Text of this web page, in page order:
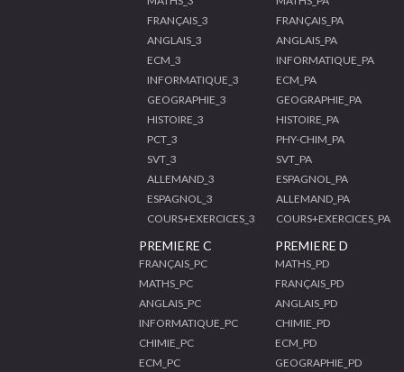
FRANÇAIS_3
ANGLAIS_3
ECM_3
INFORMATIQUE_3
GEOGRAPHIE_3
HISTOIRE_3
PCT_3
SVT_3
ALLEMAND_3
ESPAGNOL_3
COURS+EXERCICES_3
FRANÇAIS_PA
ANGLAIS_PA
INFORMATIQUE_PA
ECM_PA
GEOGRAPHIE_PA
HISTOIRE_PA
PHY-CHIM_PA
SVT_PA
ESPAGNOL_PA
ALLEMAND_PA
COURS+EXERCICES_PA
PREMIERE C
FRANÇAIS_PC
MATHS_PC
ANGLAIS_PC
INFORMATIQUE_PC
CHIMIE_PC
ECM_PC
PREMIERE D
MATHS_PD
FRANÇAIS_PD
ANGLAIS_PD
CHIMIE_PD
ECM_PD
GEOGRAPHIE_PD